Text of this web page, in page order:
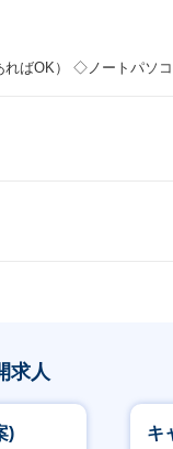
ばOK） ◇ノートパソ
求人
)
キ